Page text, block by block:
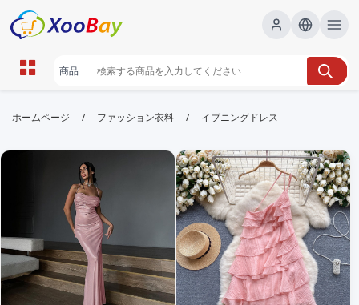
イブニングドレス | XOOBAY B2B/B2C
イブニングドレス,結婚式,二次会,宴会用, wholesale イ
ブニングドレス, XOOBAY
高品質のイブニングドレス多数掲載中随時更新
ホームページ / ファッション衣料 / イブニングドレス